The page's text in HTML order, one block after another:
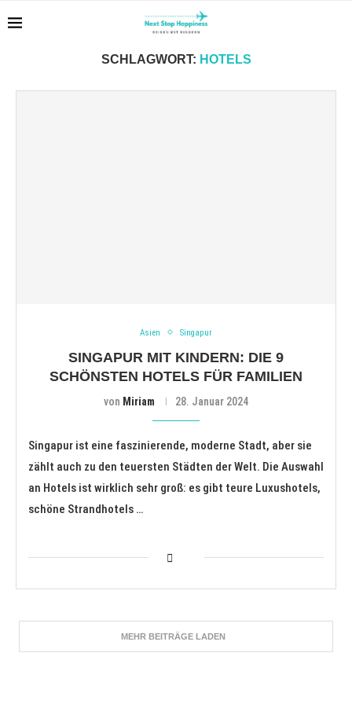
Home Schlagworte des Beitrags "Hotels"
SCHLAGWORT: HOTELS
Asien Singapur
SINGAPUR MIT KINDERN: DIE 9
SCHÖNSTEN HOTELS FÜR FAMILIEN
von Miriam 28. Januar 2024
Singapur ist eine faszinierende, moderne Stadt, aber sie
zählt auch zu den teuersten Städten der Welt. Die Auswahl
an Hotels ist wirklich sehr groß: es gibt teure Luxushotels,
schöne Strandhotels …
MEHR BEITRÄGE LADEN